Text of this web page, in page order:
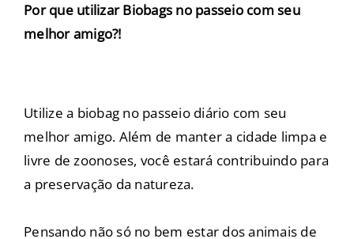
Por que utilizar Biobags no passeio com seu
melhor amigo?!
Utilize a biobag no passeio diário com seu
melhor amigo. Além de manter a cidade limpa e
livre de zoonoses, você estará contribuindo para
a preservação da natureza.
Pensando não só no bem estar dos animais de